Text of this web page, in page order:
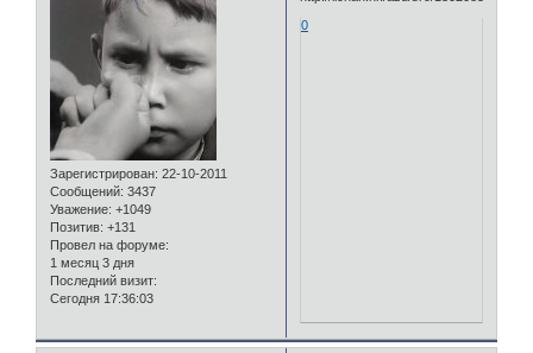
Зарегистрирован: 22-10-2011
Сообщений: 3437
Уважение: +1049
Позитив: +131
Провел на форуме:
1 месяц 3 дня
Последний визит:
Сегодня 17:36:03
0